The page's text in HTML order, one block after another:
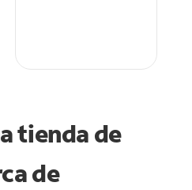
tienda de
de